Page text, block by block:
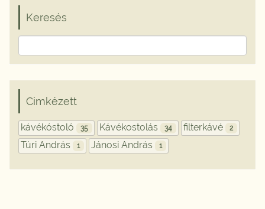
Keresés
Cimkézett
kávékóstoló 35 Kávékostolás 34 filterkávé 2
Túri András 1 Jánosi András 1